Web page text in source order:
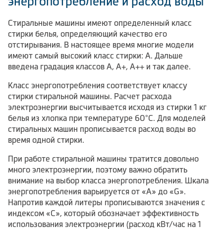
Стиральные машины имеют определенный класс
стирки белья, определяющий качество его
отстирывания. В настоящее время многие модели
имеют самый высокий класс стирки: А. Дальше
введена градация классов А, А+, А++ и так далее.
Класс энергопотребления соответствует классу
стирки стиральной машины. Расчет расхода
электроэнергии высчитывается исходя из стирки 1 кг
белья из хлопка при температуре 60 °C. Для моделей
стиральных машин прописывается расход воды во
время одной стирки.
При работе стиральной машины тратится довольно
много электроэнергии, поэтому важно обратить
внимание на выбор класса энергопотребления. Шкала
энергопотребления варьируется от «А» до «G».
Напротив каждой литеры прописываются значения с
индексом «С», который обозначает эффективность
использования электроэнергии (расход кВт/час на 1